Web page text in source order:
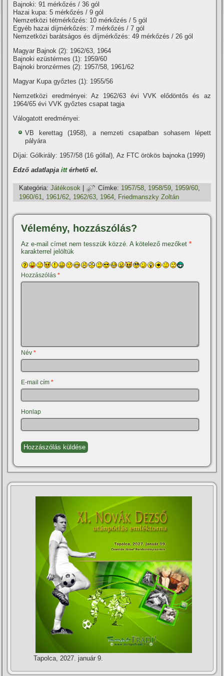
Bajnoki: 91 mérkőzés / 36 gól
Hazai kupa: 5 mérkőzés / 9 gól
Nemzetközi tétmérkőzés: 10 mérkőzés / 5 gól
Egyéb hazai dí­jmérkőzés: 7 mérkőzés / 7 gól
Nemzetközi barátságos és dí­jmérkőzés: 49 mérkőzés / 26 gól
Magyar Bajnok (2): 1962/63, 1964
Bajnoki ezüstérmes (1): 1959/60
Bajnoki bronzérmes (2): 1957/58, 1961/62
Magyar Kupa győztes (1): 1955/56
Nemzetközi eredményei: Az 1962/63 évi VVK elődöntős és az
1964/65 évi VVK győztes csapat tagja
Válogatott eredményei:
VB kerettag (1958), a nemzeti csapatban sohasem lépett
pályára
Dí­jai: Gólkirály: 1957/58 (16 góllal), Az FTC örökös bajnoka (1999)
Edző adatlapjaittérhető el.
Kategória: Játékosok | Címke: 1957/58, 1958/59, 1959/60,
1960/61, 1961/62, 1962/63, 1964, Friedmanszky Zoltán
Vélemény, hozzászólás?
Az e-mail címet nem tesszük közzé. A kötelező mezőket*
karakterrel jelöltük
Hozzászólás*
Név*
E-mail cím*
Honlap
Tapolca, 2027. január 9.